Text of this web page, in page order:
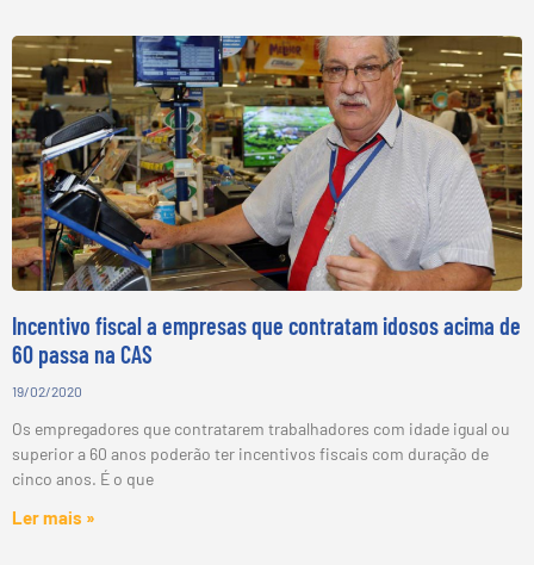
Incentivo fiscal a empresas que contratam idosos acima de
60 passa na CAS
19/02/2020
Os empregadores que contratarem trabalhadores com idade igual ou
superior a 60 anos poderão ter incentivos fiscais com duração de
cinco anos. É o que
Ler mais »